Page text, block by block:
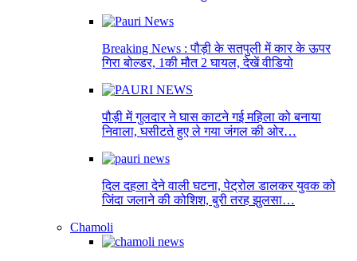
Breaking News : पौड़ी के सतपुली में कार के ऊपर
गिरा बोल्डर, 1की मौत 2 घायल, देखें वीडियो
पौड़ी में गुलदार ने घास काटने गई महिला को बनाया
निवाला, घसीटते हुए ले गया जंगल की ओर…
दिल दहला देने वाली घटना, पेट्रोल डालकर युवक को
जिंदा जलाने की कोशिश, बुरी तरह झुलसा…
Chamoli